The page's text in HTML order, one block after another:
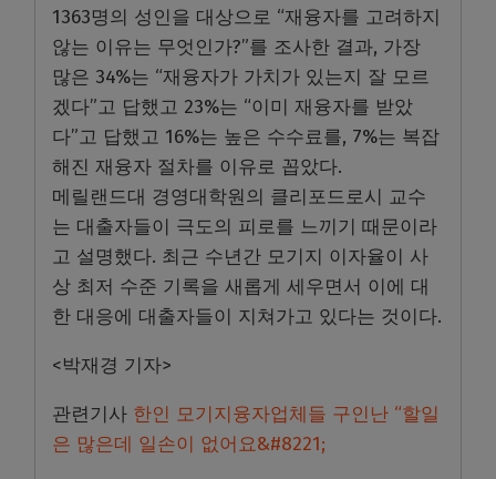
1363명의 성인을 대상으로 “재융자를 고려하지
않는 이유는 무엇인가?”를 조사한 결과, 가장
많은 34%는 “재융자가 가치가 있는지 잘 모르
겠다”고 답했고 23%는 “이미 재융자를 받았
다”고 답했고 16%는 높은 수수료를, 7%는 복잡
해진 재융자 절차를 이유로 꼽았다.
메릴랜드대 경영대학원의 클리포드로시 교수
는 대출자들이 극도의 피로를 느끼기 때문이라
고 설명했다. 최근 수년간 모기지 이자율이 사
상 최저 수준 기록을 새롭게 세우면서 이에 대
한 대응에 대출자들이 지쳐가고 있다는 것이다.
<박재경 기자>
관련기사 한인 모기지융자업체들 구인난 “할일
은 많은데 일손이 없어요&#8221;